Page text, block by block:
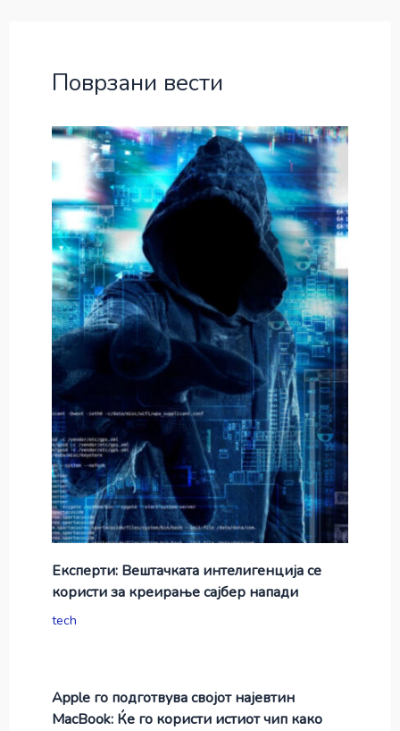
Поврзани вести
Експерти: Вештачката интелигенција се
користи за креирање сајбер напади
tech
Apple го подготвува својот најевтин
MacBook: Ќе го користи истиот чип како